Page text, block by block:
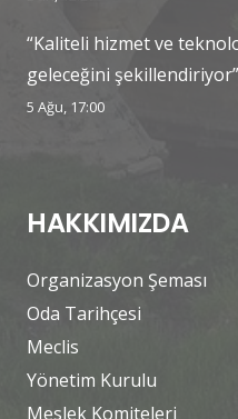
“Kaliteli hizmet ve
geleceğini şekillendiriyor”
5 Ağu, 17:00
HAKKIMIZDA
Organizasyon Şeması
Oda Tarihçesi
Meclis
Yönetim Kurulu
Meslek Komiteleri